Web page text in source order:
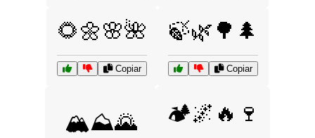
🌻🌼🌸🌺
Copiar
🍃🌿🌳🌲
Copiar
🏔️⛰️🌄 🏕️🌌🔥🍷